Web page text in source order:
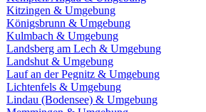
Kitzingen & Umgebung
Königsbrunn & Umgebung
Kulmbach & Umgebung
Landsberg am Lech & Umgebung
Landshut & Umgebung
Lauf an der Pegnitz & Umgebung
Lichtenfels & Umgebung
Lindau (Bodensee) & Umgebung